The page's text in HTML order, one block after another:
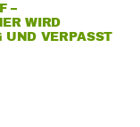
–
WIRD
UND VERPASST